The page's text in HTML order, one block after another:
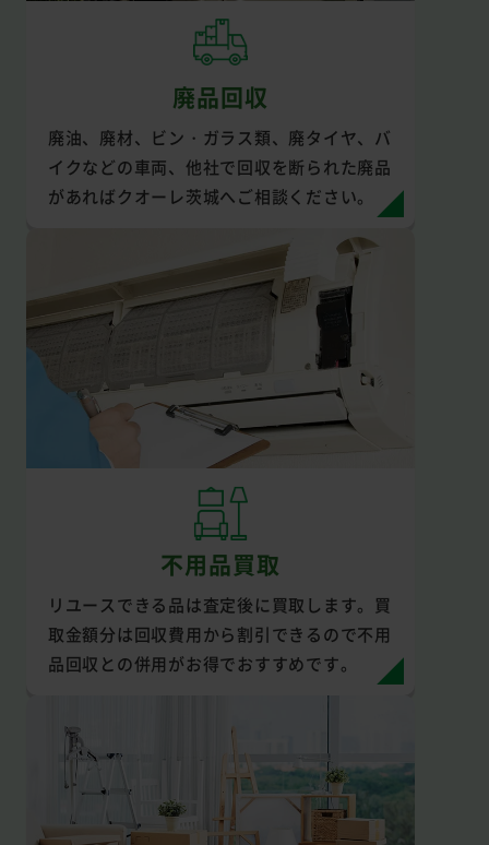
廃品回収
廃油、廃材、ビン・ガラス類、廃タイヤ、バ
イクなどの車両、他社で回収を断られた廃品
があればクオーレ茨城へご相談ください。
不用品買取
リユースできる品は査定後に買取します。買
取金額分は回収費用から割引できるので不用
品回収との併用がお得でおすすめです。